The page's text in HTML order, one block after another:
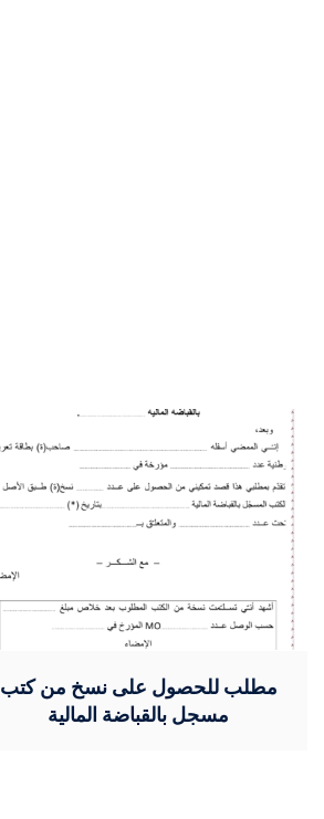
مطلب للحصول على نسخ من كتب
مسجل بالقباضة المالية